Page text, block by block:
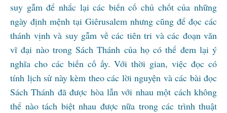
suy gẫm để nhắc lại các biến cố chủ chốt của những
ngày định mệnh tại Giêrusalem nhưng cũng để đọc các
thánh vịnh và suy gẫm về các tiên tri và các đoạn văn
vĩ đại nào trong Sách Thánh của họ có thể đem lại ý
nghĩa cho các biến cố ấy. Với thời gian, việc đọc có
tính lịch sử này kèm theo các lời nguyện và các bài đọc
Sách Thánh đã được hòa lẫn với nhau một cách không
thể nào tách biệt nhau được nữa trong các trình thuật